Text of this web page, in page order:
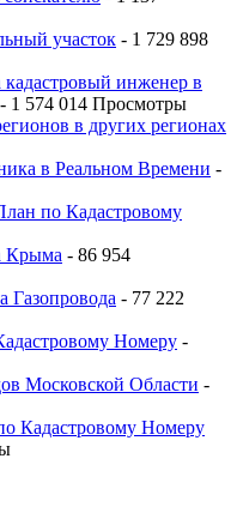
участок - 1 729 898
инженер в
- 1 574 014 Просмотры
в других регионах
в Реальном Времени -
по Кадастровому
Крыма - 86 954
Газопровода - 77 222
Номеру -
Московской Области -
Кадастровому Номеру